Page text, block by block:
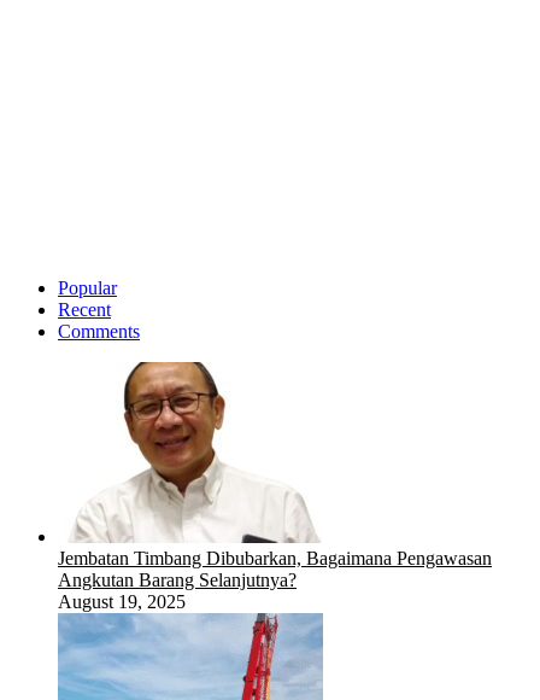
Popular
Recent
Comments
Jembatan Timbang Dibubarkan, Bagaimana Pengawasan
Angkutan Barang Selanjutnya?
August 19, 2025